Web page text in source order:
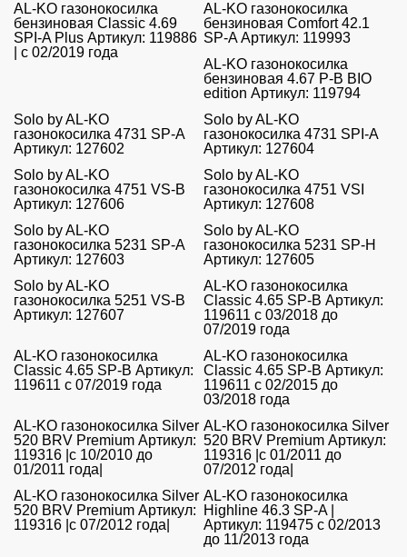
AL-KO газонокосилка
бензиновая Classic 4.69
SPI-A Plus Артикул: 119886
| с 02/2019 года
AL-KO газонокосилка
бензиновая Comfort 42.1
SP-A Артикул: 119993
AL-KO газонокосилка
бензиновая 4.67 P-B BIO
edition Артикул: 119794
Solo by AL-KO
газонокосилка 4731 SP-A
Артикул: 127602
Solo by AL-KO
газонокосилка 4731 SPI-A
Артикул: 127604
Solo by AL-KO
газонокосилка 4751 VS-B
Артикул: 127606
Solo by AL-KO
газонокосилка 4751 VSI
Артикул: 127608
Solo by AL-KO
газонокосилка 5231 SP-A
Артикул: 127603
Solo by AL-KO
газонокосилка 5231 SP-H
Артикул: 127605
Solo by AL-KO
газонокосилка 5251 VS-B
Артикул: 127607
AL-KO газонокосилка
Classic 4.65 SP-B Артикул:
119611 с 03/2018 до
07/2019 года
AL-KO газонокосилка
Classic 4.65 SP-B Артикул:
119611 с 07/2019 года
AL-KO газонокосилка
Classic 4.65 SP-B Артикул:
119611 с 02/2015 до
03/2018 года
AL-KO газонокосилка Silver
520 BRV Premium Артикул:
119316 |с 10/2010 до
01/2011 года|
AL-KO газонокосилка Silver
520 BRV Premium Артикул:
119316 |с 01/2011 до
07/2012 года|
AL-KO газонокосилка Silver
520 BRV Premium Артикул:
119316 |с 07/2012 года|
AL-KO газонокосилка
Highline 46.3 SP-A |
Артикул: 119475 с 02/2013
до 11/2013 года